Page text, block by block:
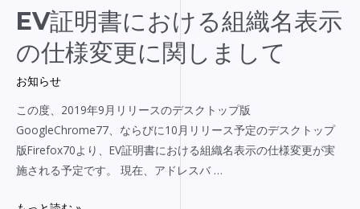
て
能
最
大
期
間
短
EV証明書における組織名表示
の仕様変更に関しまして
お知らせ
この度、2019年9月リリースのデスクトップ版
GoogleChrome77、ならびに10月リリース予定のデスクトップ
版Firefox70より、EV証明書における組織名表示の仕様変更が実
施される予定です。 現在、アドレスバ …
EV
証
明
書
お
け
る
組